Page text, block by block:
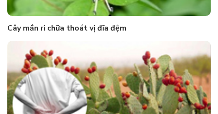
Cây mần ri chữa thoát vị đĩa đệm